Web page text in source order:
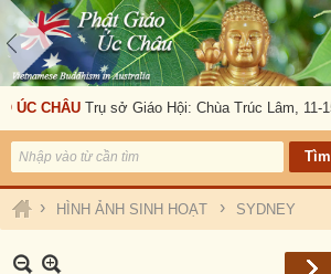
Trụ sở Giáo Hội: Chùa Trúc Lâm, 11-15
› HÌNH ẢNH SINH HOẠT › SYDNEY